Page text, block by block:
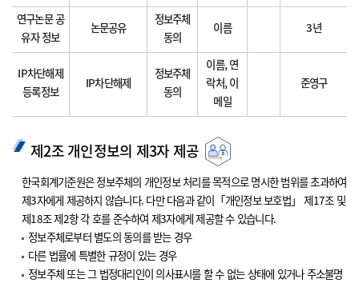
연구논문 공
유자 정보
논문공유
정보주체
동의
이름 3년
IP차단해제
등록정보
IP차단해제
정보주체
동의
이름, 연
락처, 이
메일
준영구
제2조 개인정보의 제3자 제공
한국회계기준원은 정보주체의 개인정보 처리를 목적으로 명시한 범위를 초과하여
제3자에게 제공하지 않습니다. 다만 다음과 같이「개인정보 보호법」 제17조 및
제18조 제2항 각 호를 준수하여 제3자에게 제공할 수 있습니다.
정보주체로부터 별도의 동의를 받는 경우
다른 법률에 특별한 규정이 있는 경우
정보주체 또는 그 법정대리인이 의사표시를 할 수 없는 상태에 있거나 주소불명